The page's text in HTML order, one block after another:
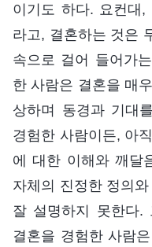
이기도 하다. 요컨대
라고, 결혼하는 것은
속으로 걸어 들어가
한 사람은 결혼을 매
상하며 동경과 기대
경험한 사람이든, 아
에 대한 이해와 깨달
자체의 진정한 정의
잘 설명하지 못한다.
결혼을 경험한 사람